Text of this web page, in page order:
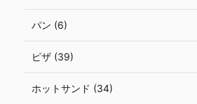
パン (6)
ピザ (39)
ホットサンド (34)